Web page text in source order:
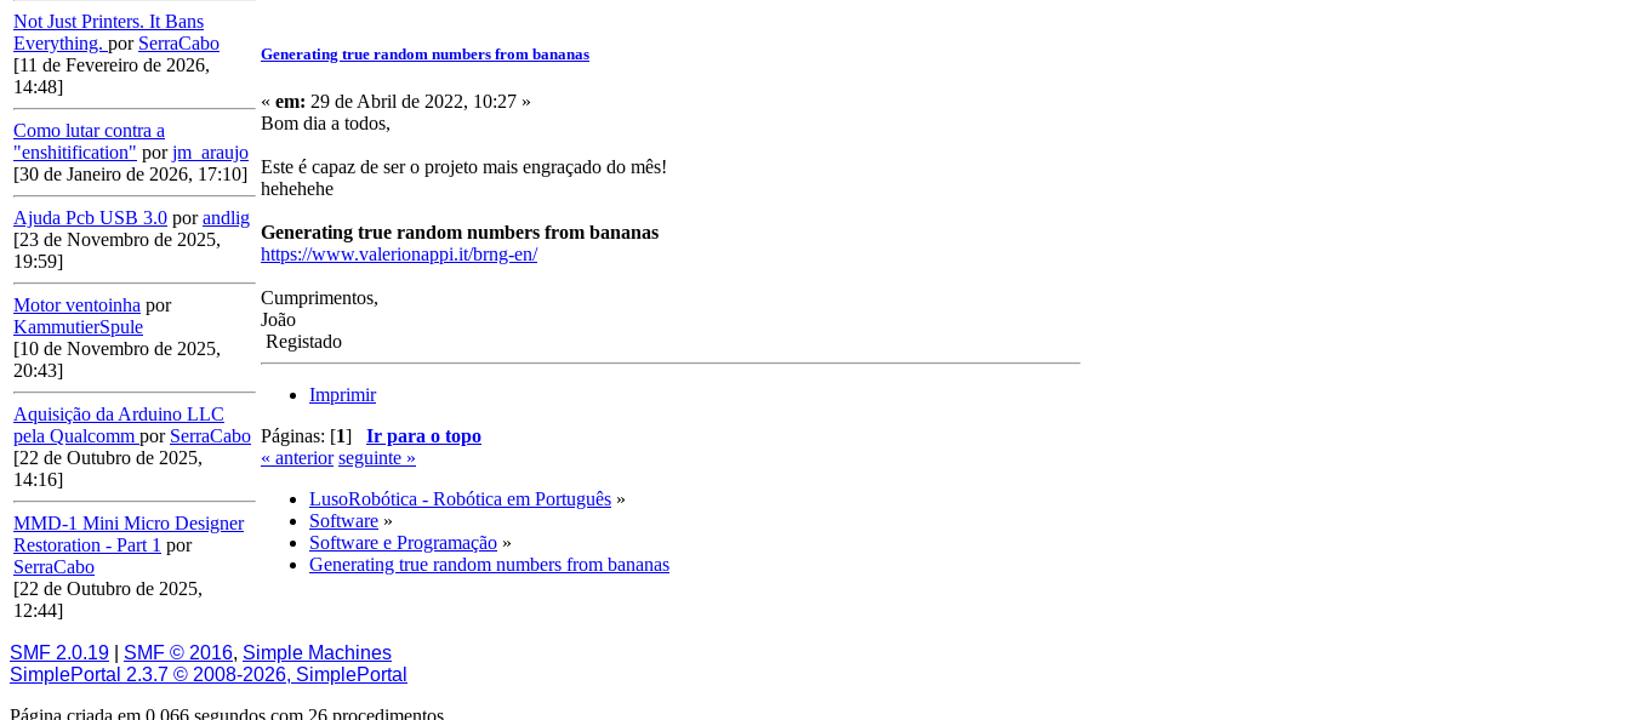
Not Just Printers. It Bans
Everything. por SerraCabo
[11 de Fevereiro de 2026,
14:48]
Como lutar contra a
"enshitification" porjm_araujo
[30 de Janeiro de 2026, 17:10]
Ajuda Pcb USB 3.0 porandlig
[23 de Novembro de 2025,
19:59]
Motor ventoinha por
KammutierSpule
[10 de Novembro de 2025,
20:43]
Aquisição da Arduino LLC
pela Qualcomm por SerraCabo
[22 de Outubro de 2025,
14:16]
MMD-1 Mini Micro Designer
Restoration - Part 1 por
SerraCabo
[22 de Outubro de 2025,
12:44]
Generating true random numbers from bananas
« em: 29 de Abril de 2022, 10:27 »
Bom dia a todos,
Este é capaz de ser o projeto mais engraçado do mês!
hehehehe
Generating true random numbers from bananas
https://www.valerionappi.it/brng-en/
Cumprimentos,
João
Registado
Imprimir
Páginas: [1] Ir para o topo
« anterior seguinte »
LusoRobótica - Robótica em Português »
Software »
Software e Programação »
Generating true random numbers from bananas
SMF 2.0.19 SMF © 2016, Simple Machines
SimplePortal 2.3.7 © 2008-2026, SimplePortal
Página criada em 0.066 segundos com 26 procedimentos.